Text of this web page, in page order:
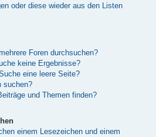
oder diese wieder aus den Listen
Foren durchsuchen?
keine Ergebnisse?
eine leere Seite?
suchen?
und Themen finden?
einem Lesezeichen und einem